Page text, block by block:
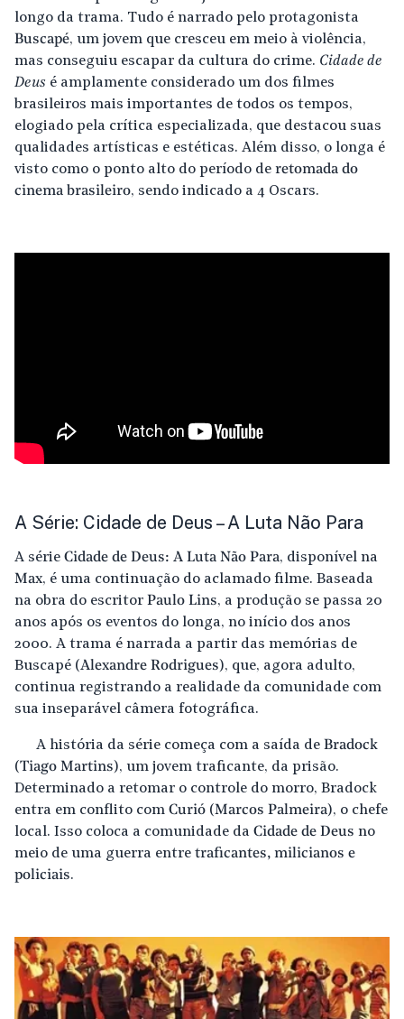
longo da trama. Tudo é narrado pelo protagonista
Buscapé, um jovem que cresceu em meio à violência,
mas conseguiu escapar da cultura do crime. Cidade de
Deus é amplamente considerado um dos filmes
brasileiros mais importantes de todos os tempos,
elogiado pela crítica especializada, que destacou suas
qualidades artísticas e estéticas. Além disso, o longa é
visto como o ponto alto do período de retomada do
cinema brasileiro, sendo indicado a 4 Oscars.
A Série: Cidade de Deus – A Luta Não Para
A série Cidade de Deus: A Luta Não Para, disponível na
Max, é uma continuação do aclamado filme. Baseada
na obra do escritor Paulo Lins, a produção se passa 20
anos após os eventos do longa, no início dos anos
2000. A trama é narrada a partir das memórias de
Buscapé (Alexandre Rodrigues), que, agora adulto,
continua registrando a realidade da comunidade com
sua inseparável câmera fotográfica.
A história da série começa com a saída de Bradock
(Tiago Martins), um jovem traficante, da prisão.
Determinado a retomar o controle do morro, Bradock
entra em conflito com Curió (Marcos Palmeira), o chefe
local. Isso coloca a comunidade da Cidade de Deus no
meio de uma guerra entre traficantes, milicianos e
policiais.